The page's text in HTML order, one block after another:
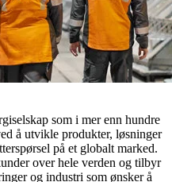
som i mer enn hundre
å utvikle produkter, løsninger
på et globalt marked.
over hele verden og tilbyr
og industri som ønsker å